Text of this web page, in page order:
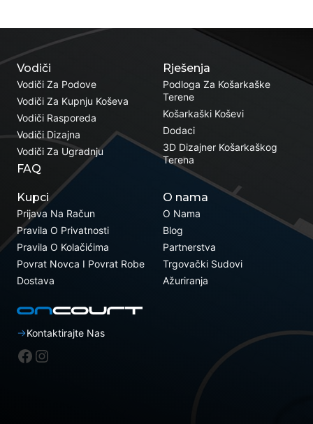
Rješenja
Podloga Za Košarkaške
Terene
Košarkaški Koševi
Dodaci
3D Dizajner Košarkaškog
Terena
Vodiči
Vodiči Za Podove
Vodiči Za Kupnju Koševa
Vodiči Rasporeda
Vodiči Dizajna
Vodiči Za Ugradnju
FAQ
Kupci
Prijava Na Račun
Pravila O Privatnosti
Pravila O Kolačićima
Povrat Novca I Povrat Robe
Dostava
O nama
O Nama
Blog
Partnerstva
Trgovački Sudovi
Ažuriranja
Kontaktirajte Nas
Facebook
Instagram